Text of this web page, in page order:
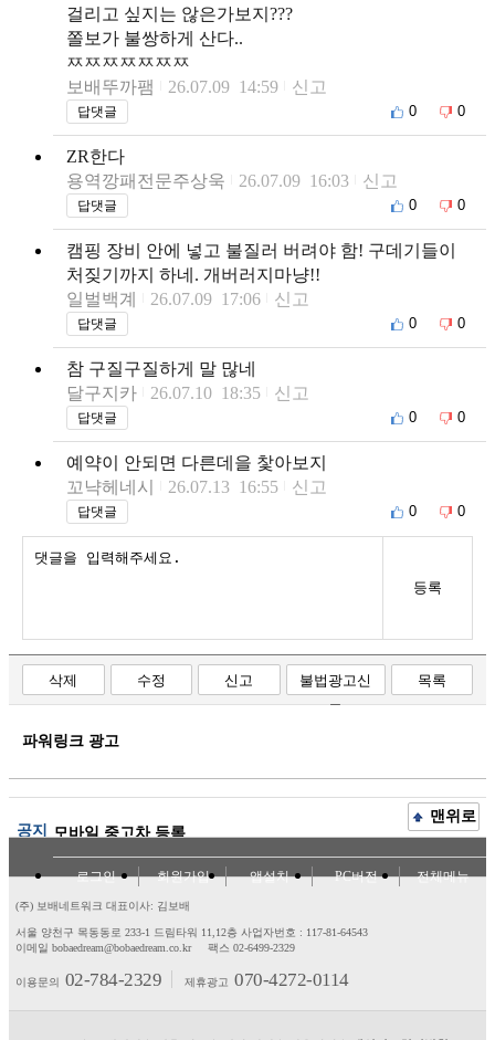
걸리고 싶지는 않은가보지???
쫄보가 불쌍하게 산다..
ㅉㅉㅉㅉㅉㅉㅉ
보배뚜까팸
26.07.09 14:59 신고
답댓글 0 0
ZR한다
용역깡패전문주상욱
26.07.09 16:03 신고
답댓글 0 0
캠핑 장비 안에 넣고 불질러 버려야 함! 구데기들이
처짖기까지 하네. 개버러지마냥!!
일벌백계
26.07.09 17:06 신고
답댓글 0 0
참 구질구질하게 말 많네
달구지카
26.07.10 18:35 신고
답댓글 0 0
예약이 안되면 다른데을 찿아보지
꼬냑헤네시
26.07.13 16:55 신고
답댓글 0 0
등록
삭제 수정 신고
불법광고신
고
목록
파워링크 광고
공지 모바일 중고차 등록
맨위로
로그인 회원가입 앱설치 PC버전 전체메뉴
(주) 보배네트워크 대표이사: 김보배
서울 양천구 목동동로 233-1 드림타워 11,12층 사업자번호 : 117-81-64543
이메일 bobaedream@bobaedream.co.kr
팩스 02-6499-2329
이용문의 02-784-2329 제휴광고 070-4272-0114